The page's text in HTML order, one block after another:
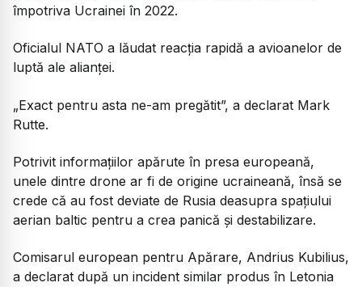
împotriva Ucrainei în 2022.
Oficialul NATO a lăudat reacția rapidă a avioanelor de
luptă ale alianței.
„Exact pentru asta ne-am pregătit”, a declarat Mark
Rutte.
Potrivit informațiilor apărute în presa europeană,
unele dintre drone ar fi de origine ucraineană, însă se
crede că au fost deviate de Rusia deasupra spațiului
aerian baltic pentru a crea panică și destabilizare.
Comisarul european pentru Apărare, Andrius Kubilius,
a declarat după un incident similar produs în Letonia